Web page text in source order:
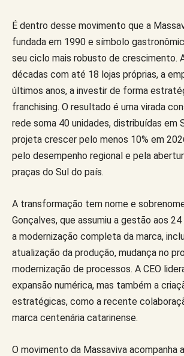
É dentro desse movimento que a
fundada em 1990 e símbolo
seu ciclo mais robusto de crescimento.
décadas com até 18 lojas próprias, a
últimos anos, a investir de forma
franchising. O resultado é uma virada
rede soma 40 unidades, distribuídas em
projeta crescer pelo menos 10% em
pelo desempenho regional e pela
praças do Sul do país.
A transformação tem nome e
Gonçalves, que assumiu a gestão aos
a modernização completa da marca,
atualização da produção, mudança no
modernização de processos. A CEO
expansão numérica, mas também a
estratégicas, como a recente
marca centenária catarinense.
O movimento da Massaviva acompanha